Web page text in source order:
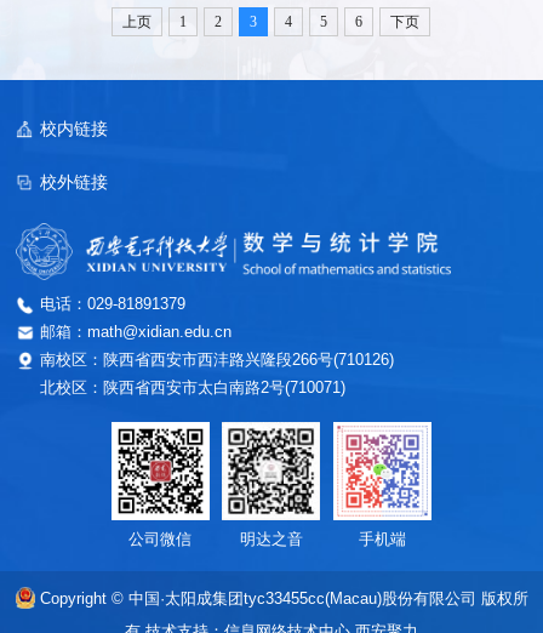
上页 1 2 3 4 5 6 下页
电话：029-81891379
邮箱：math@xidian.edu.cn
南校区：陕西省西安市西沣路兴隆段266号(710126)
北校区：陕西省西安市太白南路2号(710071)
校内链接
校外链接
公司微信 明达之音 手机端
Copyright © 中国·太阳成集团tyc33455cc(Macau)股份有限公司 版权所